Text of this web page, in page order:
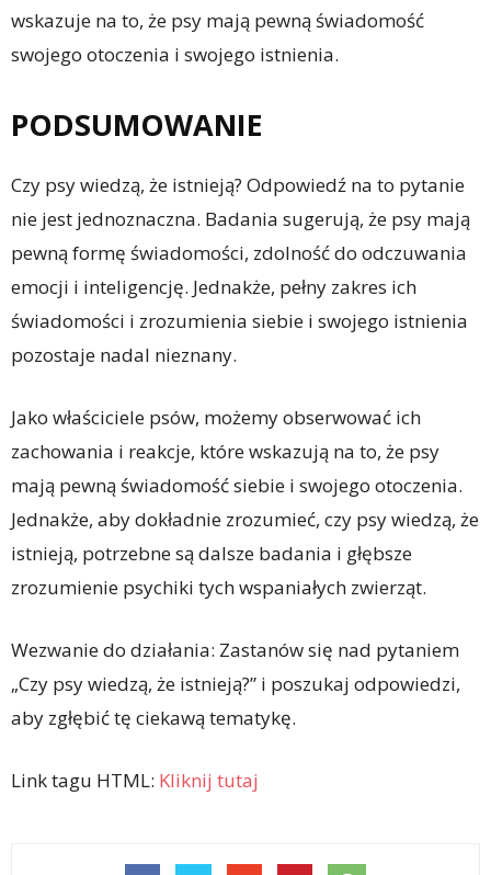
wskazuje na to, że psy mają pewną świadomość
swojego otoczenia i swojego istnienia.
PODSUMOWANIE
Czy psy wiedzą, że istnieją? Odpowiedź na to pytanie
nie jest jednoznaczna. Badania sugerują, że psy mają
pewną formę świadomości, zdolność do odczuwania
emocji i inteligencję. Jednakże, pełny zakres ich
świadomości i zrozumienia siebie i swojego istnienia
pozostaje nadal nieznany.
Jako właściciele psów, możemy obserwować ich
zachowania i reakcje, które wskazują na to, że psy
mają pewną świadomość siebie i swojego otoczenia.
Jednakże, aby dokładnie zrozumieć, czy psy wiedzą, że
istnieją, potrzebne są dalsze badania i głębsze
zrozumienie psychiki tych wspaniałych zwierząt.
Wezwanie do działania: Zastanów się nad pytaniem
„Czy psy wiedzą, że istnieją?” i poszukaj odpowiedzi,
aby zgłębić tę ciekawą tematykę.
Link tagu HTML: Kliknij tutaj